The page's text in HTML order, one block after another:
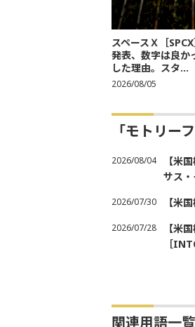
スペースＸ［
発表、数字は良か
した理由。スタ...
2026/08/05
「モトリー
2026/08/04
【米
サス・
2026/07/30 【米
2026/07/28
【米
［
関連用語一覧